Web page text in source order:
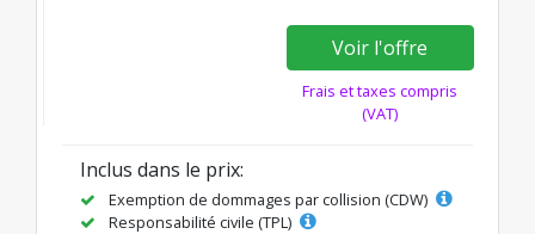
Voir l'offre
Frais et taxes compris
(VAT)
Inclus dans le prix:
Exemption de dommages par collision (CDW)
Responsabilité civile (TPL)